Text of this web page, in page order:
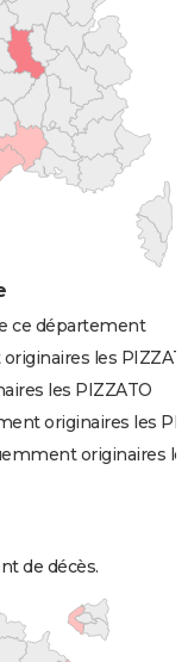
ce département
les
les PIZZATO
originaires les
originaires
de décès.